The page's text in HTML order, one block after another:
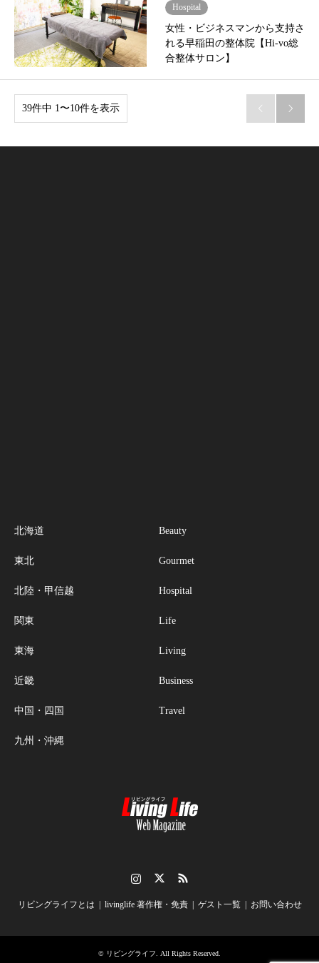
Hospital
女性・ビジネスマンから支持さ
れる早稲田の整体院【Hi-vo総
合整体サロン】
39件中 1〜10件を表示  
北海道
東北
北陸・甲信越
関東
東海
近畿
中国・四国
九州・沖縄
Beauty
Gourmet
Hospital
Life
Living
Business
Travel
リビングライフとは livinglife 著作権・免責 ゲスト一覧 お問い合わせ
© リビングライフ . All Rights Reserved.